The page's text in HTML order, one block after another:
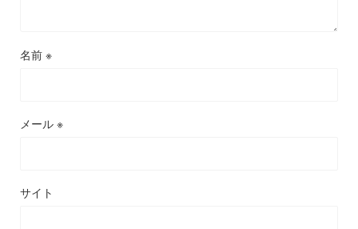
名前 ※
メール ※
サイト